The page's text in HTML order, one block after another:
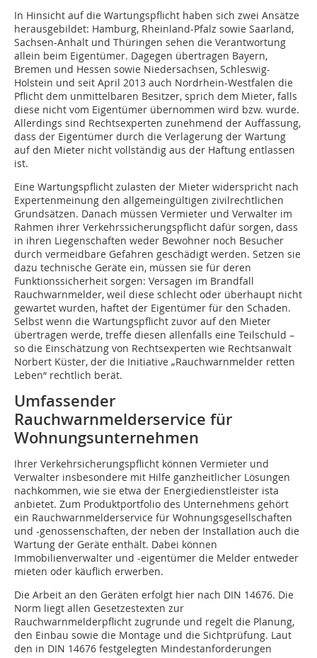
In Hinsicht auf die Wartungspflicht haben sich zwei Ansätze
herausgebildet: Hamburg, Rheinland-Pfalz sowie Saarland,
Sachsen-Anhalt und Thüringen sehen die Verantwortung
allein beim Eigentümer. Dagegen übertragen Bayern,
Bremen und Hessen sowie Niedersachsen, Schleswig-
Holstein und seit April 2013 auch Nordrhein-Westfalen die
Pflicht dem unmittelbaren Besitzer, sprich dem Mieter, falls
diese nicht vom Eigentümer übernommen wird bzw. wurde.
Allerdings sind Rechtsexperten zunehmend der Auffassung,
dass der Eigentümer durch die Verlagerung der Wartung
auf den Mieter nicht vollständig aus der Haftung entlassen
ist.
Eine Wartungspflicht zulasten der Mieter widerspricht nach
Expertenmeinung den allgemeingültigen zivilrechtlichen
Grundsätzen. Danach müssen Vermieter und Verwalter im
Rahmen ihrer Verkehrssicherungspflicht dafür sorgen, dass
in ihren Liegenschaften weder Bewohner noch Besucher
durch vermeidbare Gefahren geschädigt werden. Setzen sie
dazu technische Geräte ein, müssen sie für deren
Funktionssicherheit sorgen: Versagen im Brandfall
Rauchwarnmelder, weil diese schlecht oder überhaupt nicht
gewartet wurden, haftet der Eigentümer für den Schaden.
Selbst wenn die Wartungspflicht zuvor auf den Mieter
übertragen werde, treffe diesen allenfalls eine Teilschuld –
so die Einschätzung von Rechtsexperten wie Rechtsanwalt
Norbert Küster, der die Initiative „Rauchwarnmelder retten
Leben“ rechtlich berät.
Umfassender
Rauchwarnmelderservice für
Wohnungsunternehmen
Ihrer Verkehrsicherungspflicht können Vermieter und
Verwalter insbesondere mit Hilfe ganzheitlicher Lösungen
nachkommen, wie sie etwa der Energiedienstleister ista
anbietet. Zum Produktportfolio des Unternehmens gehört
ein Rauchwarnmelderservice für Wohnungsgesellschaften
und -genossenschaften, der neben der Installation auch die
Wartung der Geräte enthält. Dabei können
Immobilienverwalter und -eigentümer die Melder entweder
mieten oder käuflich erwerben.
Die Arbeit an den Geräten erfolgt hier nach DIN 14676. Die
Norm liegt allen Gesetzestexten zur
Rauchwarnmelderpflicht zugrunde und regelt die Planung,
den Einbau sowie die Montage und die Sichtprüfung. Laut
den in DIN 14676 festgelegten Mindestanforderungen